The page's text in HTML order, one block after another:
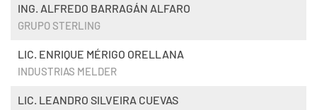
ING. ALFREDO BARRAGÁN ALFARO
GRUPO STERLING
LIC. ENRIQUE MÉRIGO ORELLANA
INDUSTRIAS MELDER
LIC. LEANDRO SILVEIRA CUEVAS